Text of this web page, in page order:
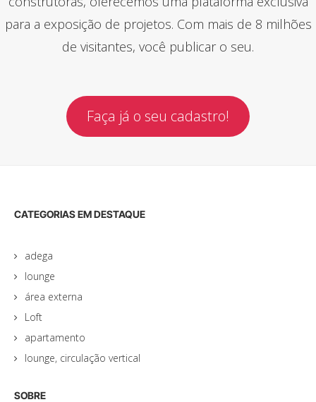
para a exposição de projetos. Com mais de 8 milhões
de visitantes, você publicar o seu.
Faça já o seu cadastro!
CATEGORIAS EM DESTAQUE
adega
lounge
área externa
Loft
apartamento
lounge, circulação vertical
SOBRE